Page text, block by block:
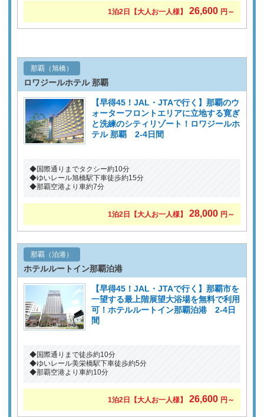
1泊2日 【大人お一人様】 26,600 円～
那覇（旭橋）
ロワジールホテル 那覇
【早得45！JAL・JTAで行く】那覇のウ
ォーターフロントエリアに立地する寛ぎ
と洗練のシティリゾート！ロワジールホ
テル 那覇 2-4日間
◆国際通りまでタクシー約10分
◆ゆいレール旭橋駅下車徒歩約15分
◆那覇空港より車約7分
1泊2日 【大人お一人様】 28,000 円～
那覇（泊港）
ホテルルートイン那覇泊港
【早得45！JAL・JTAで行く】那覇市を
一望する最上階展望大浴場を無料で利用
可！ホテルルートイン那覇泊港 2-4日
間
◆国際通りまで徒歩約10分
◆ゆいレール美栄橋駅下車徒歩約5分
◆那覇空港より車約10分
1泊2日 【大人お一人様】 26,600 円～